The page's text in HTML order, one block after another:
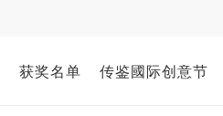
获奖名单 传鉴國际创意节